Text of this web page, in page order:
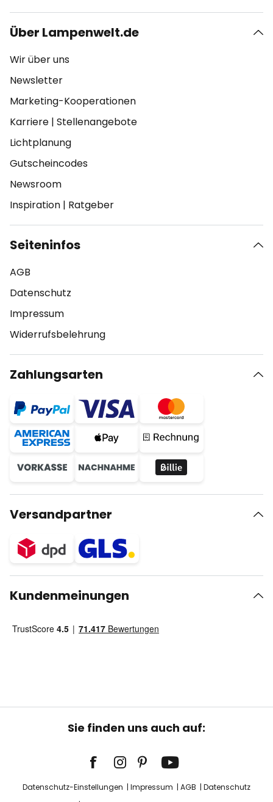
Über Lampenwelt.de
Wir über uns
Newsletter
Marketing-Kooperationen
Karriere | Stellenangebote
Lichtplanung
Gutscheincodes
Newsroom
Inspiration | Ratgeber
Seiteninfos
AGB
Datenschutz
Impressum
Widerrufsbelehrung
Zahlungsarten
Versandpartner
Kundenmeinungen
Sie finden uns auch auf:
Datenschutz-Einstellungen Impressum AGB
Datenschutz